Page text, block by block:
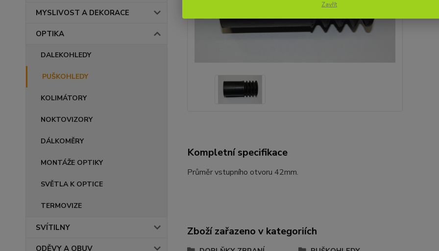
MYSLIVOST A DEKORACE
OPTIKA
DALEKOHLEDY
PUŠKOHLEDY
KOLIMÁTORY
NOKTOVIZORY
DÁLKOMĚRY
MONTÁŽE OPTIKY
SVĚTLA K OPTICE
TERMOVIZE
SVÍTILNY
ODĚVY A OBUV
Kompletní specifikace
Průměr vstupního otvoru 42mm.
Zboží zařazeno v kategoriích
Zavřít